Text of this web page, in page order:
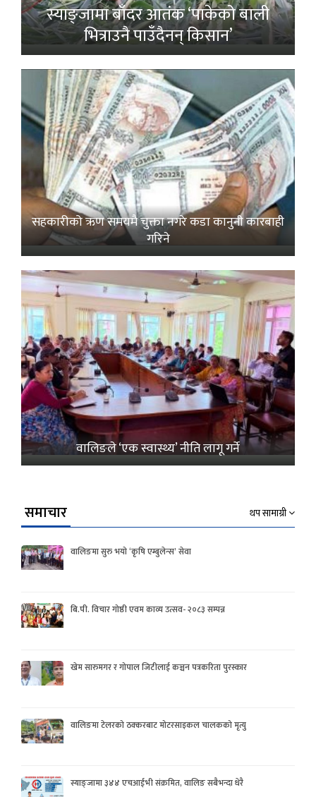
स्याङ्जामा बाँदर आतंक ‘पाकेको बाली
भित्राउनै पाउँदैनन् किसान’
सहकारीको ऋण समयमै चुक्ता नगरे कडा कानुनी कारबाही
गरिने
वालिङले ‘एक स्वास्थ्य’ नीति लागू गर्ने
समाचार थप सामाग्री
वालिङमा सुरु भयो ‘कृषि एम्बुलेन्स’ सेवा
बि.पी. विचार गोष्ठी एवम काव्य उत्सव- २०८३ सम्पन्न
खेम सारुमगर र गोपाल जिटीलाई कञ्चन पत्रकरिता पुरस्कार
वालिङमा टेलरको ठक्करबाट मोटरसाइकल चालकको मृत्यु
स्याङ्जामा ३४४ एचआईभी संक्रमित, वालिङ सबैभन्दा धेरै